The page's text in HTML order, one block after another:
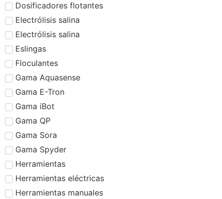
Dosificadores flotantes
Electrólisis salina
Electrólisis salina
Eslingas
Floculantes
Gama Aquasense
Gama E-Tron
Gama iBot
Gama QP
Gama Sora
Gama Spyder
Herramientas
Herramientas eléctricas
Herramientas manuales